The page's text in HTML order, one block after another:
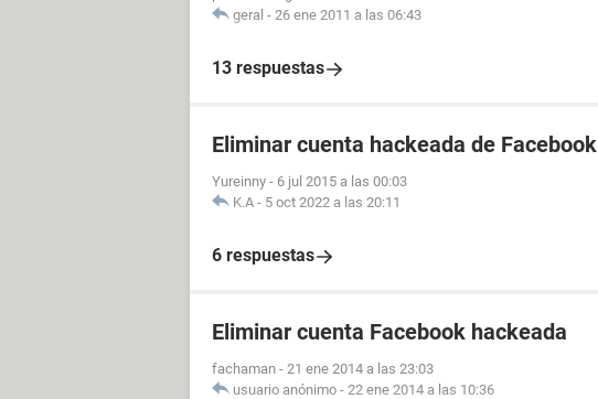
geral - 26 ene 2011 a las 06:43
13 respuestas
Eliminar cuenta hackeada de Facebook
Yureinny - 6 jul 2015 a las 00:03
K.A - 5 oct 2022 a las 20:11
6 respuestas
Eliminar cuenta Facebook hackeada
fachaman - 21 ene 2014 a las 23:03
usuario anónimo - 22 ene 2014 a las 10:36